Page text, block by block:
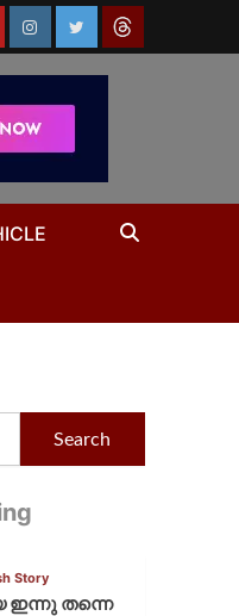
Search
Story
ഇന്നു തന്നെ